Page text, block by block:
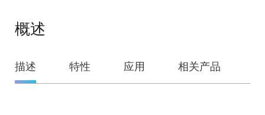
概述
概
述
描述 特性 应用 相关产品